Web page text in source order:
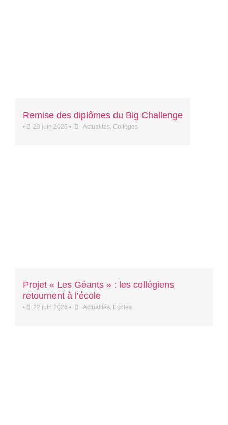
Remise des diplômes du Big Challenge
• 23 juin 2026 • Actualités Collèges
Projet « Les Géants » : les collégiens
retournent à l’école
• 22 juin 2026 • Actualités, Écoles